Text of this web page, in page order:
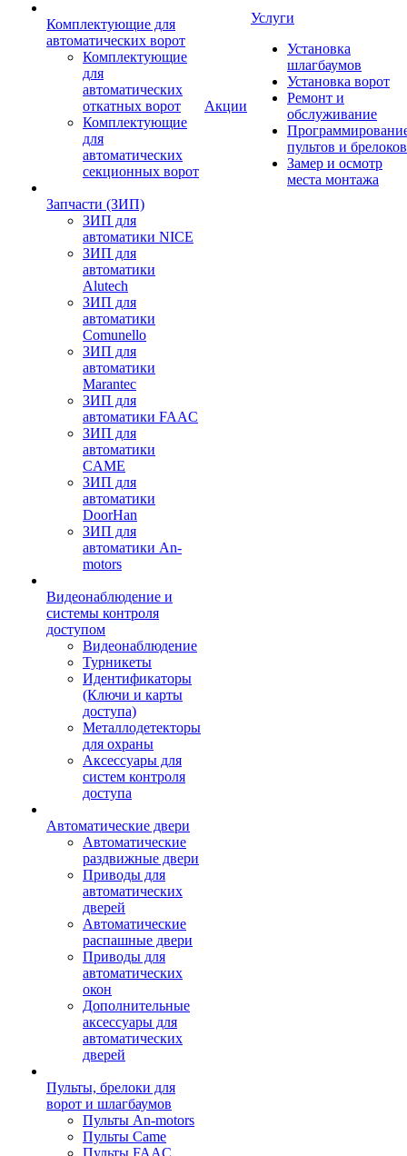
Комплектующие для
автоматических ворот
Комплектующие
для
автоматических
откатных ворот
Комплектующие
для
автоматических
секционных ворот
Запчасти (ЗИП)
ЗИП для
автоматики NICE
ЗИП для
автоматики
Alutech
ЗИП для
автоматики
Comunello
ЗИП для
автоматики
Marantec
ЗИП для
автоматики FAAC
ЗИП для
автоматики
CAME
ЗИП для
автоматики
DoorHan
ЗИП для
автоматики An-
motors
Видеонаблюдение и
системы контроля
доступом
Видеонаблюдение
Турникеты
Идентификаторы
(Ключи и карты
доступа)
Металлодетекторы
для охраны
Аксессуары для
систем контроля
доступа
Автоматические двери
Автоматические
раздвижные двери
Приводы для
автоматических
дверей
Автоматические
распашные двери
Приводы для
автоматических
окон
Дополнительные
аксессуары для
автоматических
дверей
Пульты, брелоки для
ворот и шлагбаумов
Пульты An-motors
Пульты Came
Пульты FAAC
Акции
Услуги
Установка
шлагбаумов
Установка ворот
Ремонт и
обслуживание
пультов и брелоков
Замер и осмотр
места монтажа